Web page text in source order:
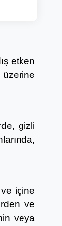
etken
üzerine
gizli
içine
ve
veya